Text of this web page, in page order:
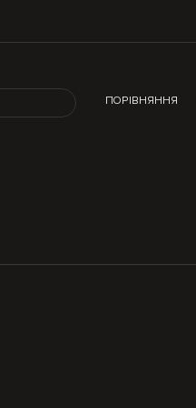
ПОРІВНЯННЯ